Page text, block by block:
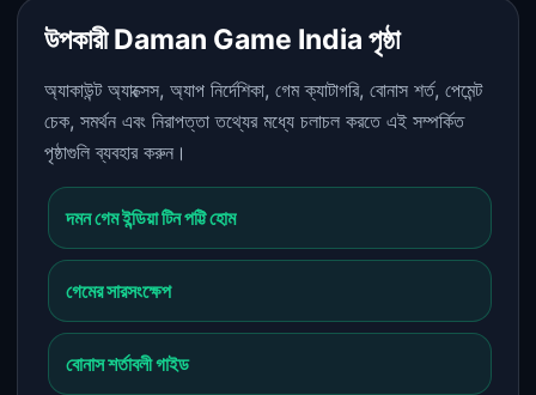
উপকারী Daman Game India পৃষ্ঠা
অ্যাকাউন্ট অ্যাক্সেস, অ্যাপ নির্দেশিকা, গেম ক্যাটাগরি, বোনাস শর্ত, পেমেন্ট
চেক, সমর্থন এবং নিরাপত্তা তথ্যের মধ্যে চলাচল করতে এই সম্পর্কিত
পৃষ্ঠাগুলি ব্যবহার করুন।
দমন গেম ইন্ডিয়া টিন পট্টি হোম
গেমের সারসংক্ষেপ
বোনাস শর্তাবলী গাইড